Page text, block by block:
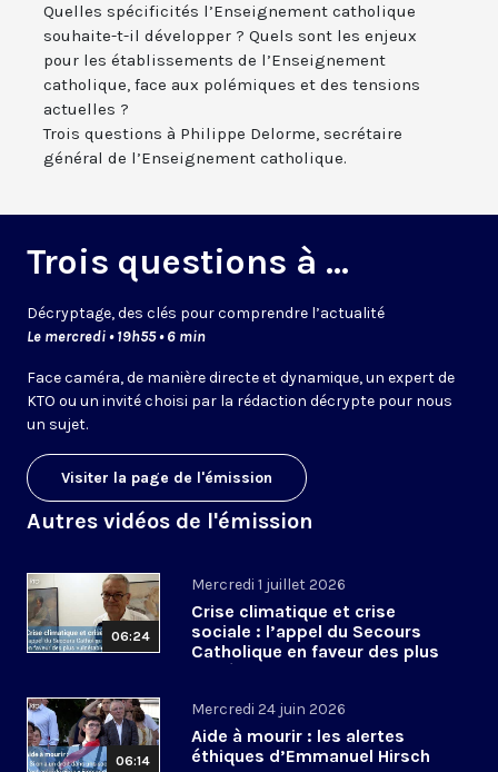
Quelles spécificités l’Enseignement catholique
souhaite-t-il développer ? Quels sont les enjeux
pour les établissements de l’Enseignement
catholique, face aux polémiques et des tensions
actuelles ?
Trois questions à Philippe Delorme, secrétaire
général de l’Enseignement catholique.
Trois questions à ...
Décryptage, des clés pour comprendre l’actualité
Le mercredi • 19h55 • 6 min
Face caméra, de manière directe et dynamique, un expert de
KTO ou un invité choisi par la rédaction décrypte pour nous
un sujet.
Visiter la page de l'émission
Autres vidéos de l'émission
06:24
Mercredi 1 juillet 2026
Crise climatique et crise
sociale : l’appel du Secours
Catholique en faveur des plus
vulnérables
06:14
Mercredi 24 juin 2026
Aide à mourir : les alertes
éthiques d’Emmanuel Hirsch